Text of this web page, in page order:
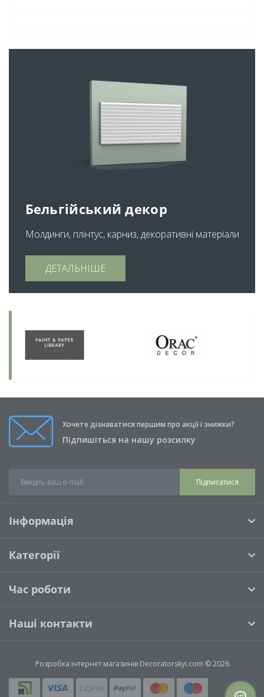
Бельгійський декор
Молдинги, плінтус, карниз, декоративні матеріали
ДЕТАЛЬНІШЕ
Хочете дізнаватися першим про акції і знижки?
Підпишіться на нашу розсилку
Підписатися
Інформація
Категорії
Час роботи
Наші контакти
Розробка інтернет магазинівDecoratorskyi.com © 2026